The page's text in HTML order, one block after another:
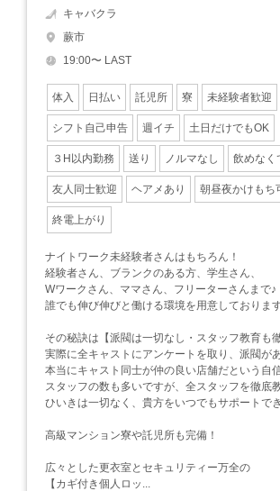
キャバクラ
蕨市
19:00〜 LAST
体入 日払い 託児所 寮 未経験者歓迎
シフト自己申告 週イチ 土日だけでもOK
３H以内勤務 送り ノルマなし 飲めなく
友人同士歓迎 ヘアメあり 朝昼夜かけもち
終電上がり
ナイトワーク未経験者さんはもちろん！
経験者さん、ブランクのある方、学生さん、
Wワークさん、ママさん、フリーターさんまで♪
誰でも伸び伸びと働ける環境を用意しておりま
その秘訣は【派閥は一切なし・スタッフ教育も
実際に全キャストにアンケートを取り、派閥が
本当にキャスト同士が仲の良い店舗だという自
スタッフの数も多いですが、全スタッフを徹底
ひいきは一切なく、貴方をいつでもサポートで
高級マンション寮や託児所も完備！
広々とした更衣室とセキュリティー万全の
【カギ付き個人ロッ...